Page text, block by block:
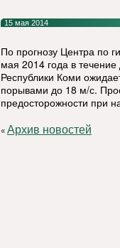
15 мая 2014
По прогнозу Центра по
мая 2014 года в
Республики Коми
порывами до 18 м/с.
предосторожности при
«Архив новостей